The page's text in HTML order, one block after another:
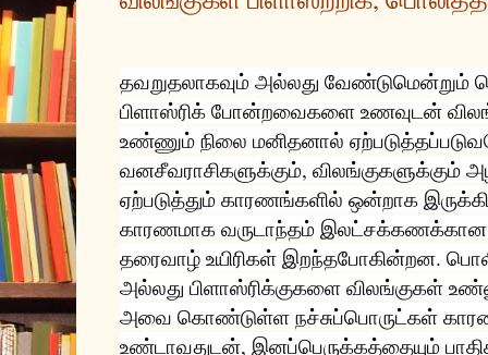
தவறுதலாகவும் அல்லது வேண்டுமென்றும்
பிளாஸ்ரிக் போன்றவைகளை உணவுடன்
உண்ணும் நிலை மனிதனால்
வனசீவராசிகளுக்கும், விலங்குகளுக்கும்
ஏற்படுத்தும் காரணங்களில் ஒன்றாக
காரணமாக வருடாந்தம்
தரைவாழ் உயிரிகள் இறந்தபோகின்றன.
அல்லது பிளாஸ்ரிக்குகளை விலங்குகள்
அவை கொண்டுள்ள நச்சுப்பொருட்கள்
உண்டாவதுடன், இனப்பெருக்கத்தையும்